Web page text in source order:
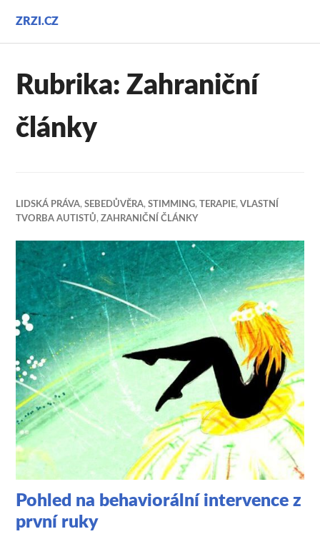
obsahu
ZRZI.CZ
Rubrika:Zahraniční
články
LIDSKÁ PRÁVA,SEBEDŮVĚRA,STIMMING,TERAPIE,VLASTNÍ
TVORBA AUTISTŮ,ZAHRANIČNÍ ČLÁNKY
Pohled na behaviorální intervence z
první ruky